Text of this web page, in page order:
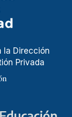
la Dirección
Privada